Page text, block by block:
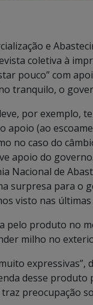
e
coletiva à
pouco” com
tranquilo, o
por exemplo,
apoio (ao
no caso do
apoio do
Nacional de
surpresa para o
visto nas últimas
pelo produto no
milho no
desse
preocupação